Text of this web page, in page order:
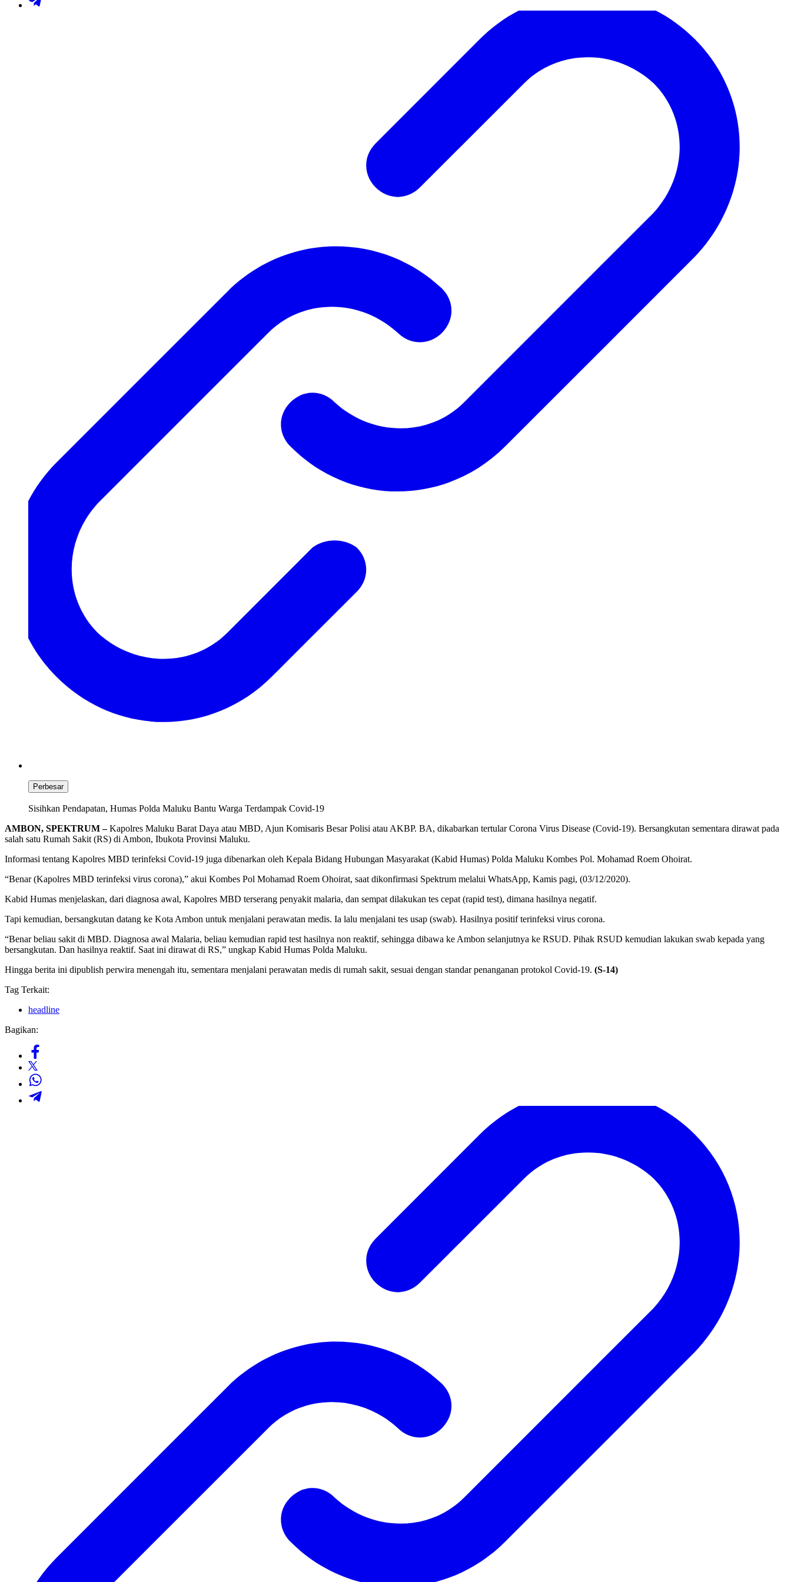
Perbesar
Sisihkan Pendapatan, Humas Polda Maluku Bantu Warga Terdampak Covid-19
AMBON, SPEKTRUM –Kapolres Maluku Barat Daya atau MBD, Ajun Komisaris Besar Polisi atau AKBP. BA, dikabarkan tertular Corona Virus Disease (Covid-19). Bersangkutan sementara dirawat pada
salah satu Rumah Sakit (RS) di Ambon, Ibukota Provinsi Maluku.
Informasi tentang Kapolres MBD terinfeksi Covid-19 juga dibenarkan oleh Kepala Bidang Hubungan Masyarakat (Kabid Humas) Polda Maluku Kombes Pol. Mohamad Roem Ohoirat.
“Benar (Kapolres MBD terinfeksi virus corona),” akui Kombes Pol Mohamad Roem Ohoirat, saat dikonfirmasi Spektrum melalui WhatsApp, Kamis pagi, (03/12/2020).
Kabid Humas menjelaskan, dari diagnosa awal, Kapolres MBD terserang penyakit malaria, dan sempat dilakukan tes cepat (rapid test), dimana hasilnya negatif.
Tapi kemudian, bersangkutan datang ke Kota Ambon untuk menjalani perawatan medis. Ia lalu menjalani tes usap (swab). Hasilnya positif terinfeksi virus corona.
“Benar beliau sakit di MBD. Diagnosa awal Malaria, beliau kemudian rapid test hasilnya non reaktif, sehingga dibawa ke Ambon selanjutnya ke RSUD. Pihak RSUD kemudian lakukan swab kepada yang
bersangkutan. Dan hasilnya reaktif. Saat ini dirawat di RS,” ungkap Kabid Humas Polda Maluku.
Hingga berita ini dipublish perwira menengah itu, sementara menjalani perawatan medis di rumah sakit, sesuai dengan standar penanganan protokol Covid-19. (S-14)
Tag Terkait:
headline
Bagikan: